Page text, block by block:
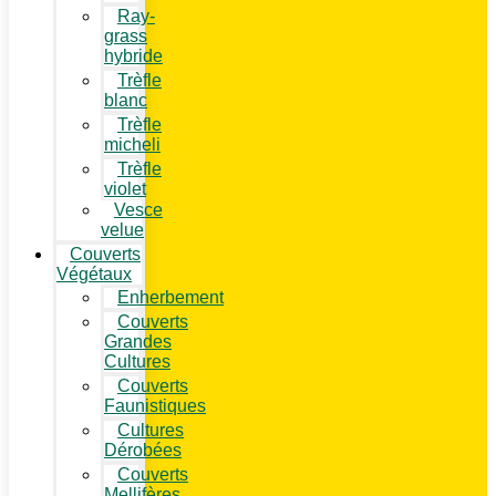
Ray-
grass
hybride
Trèfle
blanc
Trèfle
micheli
Trèfle
violet
Vesce
velue
Couverts
Végétaux
Enherbement
Couverts
Grandes
Cultures
Couverts
Faunistiques
Cultures
Dérobées
Couverts